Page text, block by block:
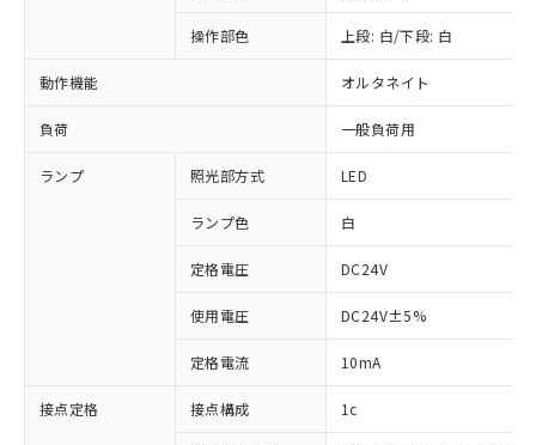
操作部色 上段: 白/下段: 白
動作機能 オルタネイト
負荷 一般負荷用
ランプ 照光部方式 LED
ランプ色 白
定格電圧 DC24V
使用電圧 DC24V±5%
定格電流 10mA
接点定格 接点構成 1c